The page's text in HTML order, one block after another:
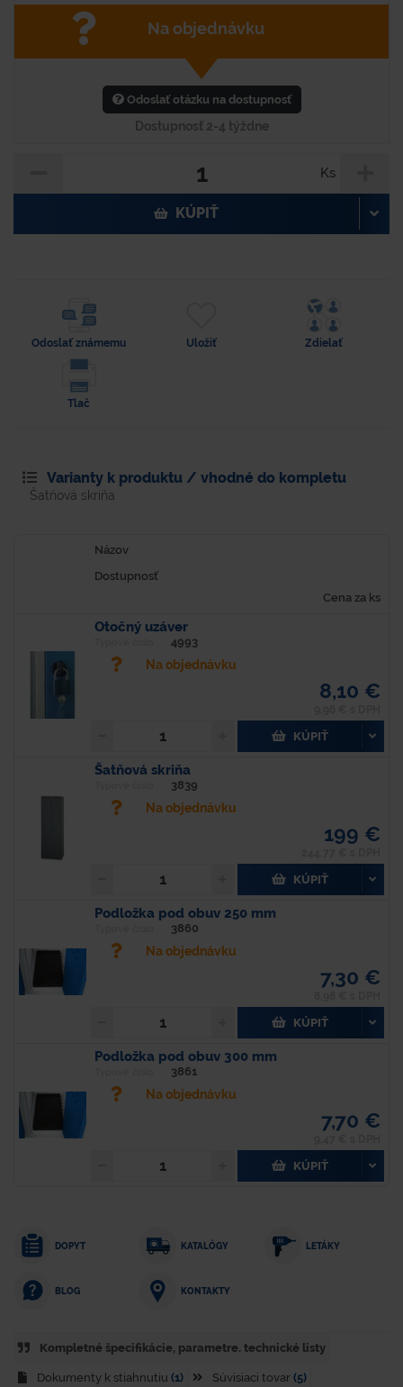
Na objednávku
Odoslať otázku na dostupnosť
Dostupnosť 2-4 týždne
Ks
KÚPIŤ
Odoslať známemu Uložiť Zdielať
Tlač
Varianty k produktu / vhodné do kompletu
Šatňová skriňa
Názov
Dostupnosť
Cena za ks
Otočný uzáver
4993
Na objednávku
8,10 €
KÚPIŤ
Šatňová skriňa
3839
Na objednávku
199 €
KÚPIŤ
Podložka pod obuv 250 mm
3860
Na objednávku
7,30 €
KÚPIŤ
Podložka pod obuv 300 mm
3861
Na objednávku
7,70 €
KÚPIŤ
DOPYT KATALÓGY LETÁKY
BLOG KONTAKTY
Kompletné špecifikácie, parametre. technické listy
Dokumenty k stiahnutiu (1) Súvisiaci tovar (5)